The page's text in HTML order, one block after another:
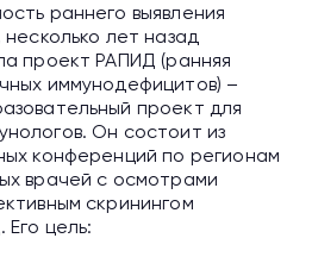
раннего выявления
лет назад
проект РАПИД (ранняя
иммунодефицитов) –
проект для
Он состоит из
конференций по регионам
врачей с осмотрами
скринингом
цель: